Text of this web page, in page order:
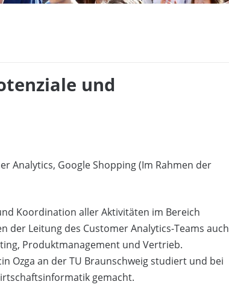
und
Analytics, Google Shopping (Im Rahmen der
Koordination aller Aktivitäten im Bereich
der Leitung des Customer Analytics-Teams auch
Produktmanagement und Vertrieb.
Ozga an der TU Braunschweig studiert und bei
gemacht.